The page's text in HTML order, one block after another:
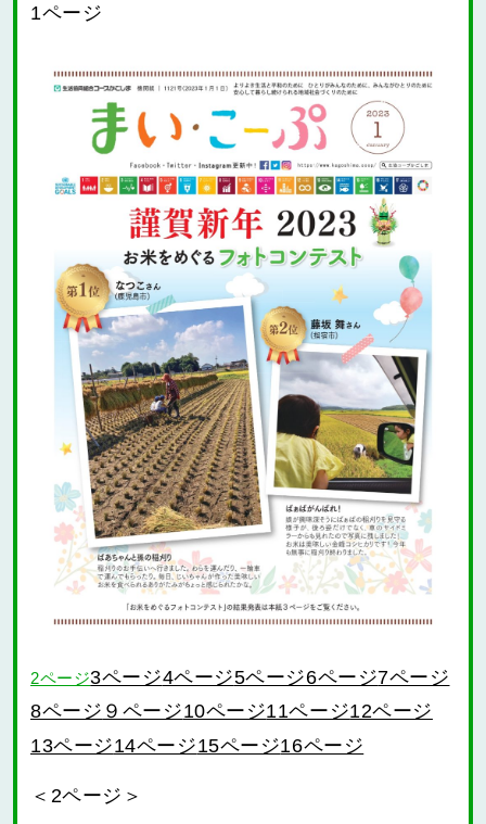
1ページ
2ページ3ページ4ページ5ページ6ページ7ページ
8ページ ９ページ10ページ11ページ12ページ
13ページ14ページ15ページ16ページ
＜2ページ＞